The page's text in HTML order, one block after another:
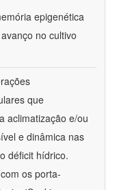
epigenética
no cultivo
que
aclimatização e/ou
e dinâmica nas
déficit hídrico.
os porta-